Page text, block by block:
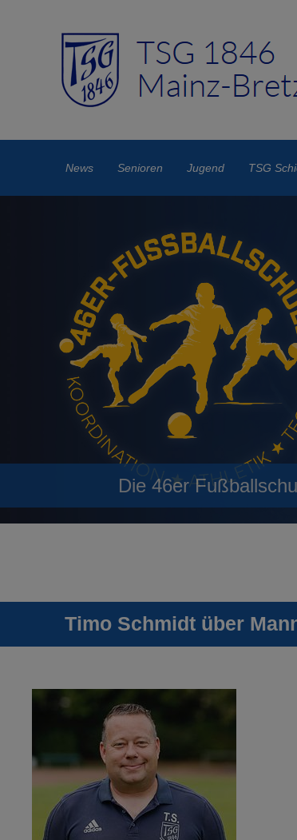
News Senioren Jugend TSG
Die 46er
Timo Schmidt über